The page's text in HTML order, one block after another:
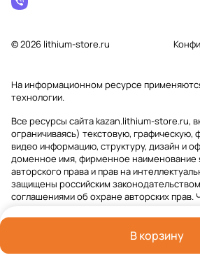
В корзину
© 2026 lithium-store.ru
На информационном ресурсе
технологии.
Все ресурсы сайта kazan.lithium-store.ru,
ограничиваясь) текстовую, графическую,
видео информацию, структуру, дизайн и
доменное имя, фирменное наименование
авторского права и прав на
защищены российским
соглашениями об охране авторских прав.